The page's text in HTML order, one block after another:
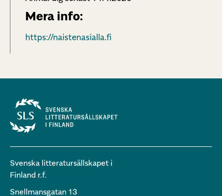
Mera info:
https://naistenasialla.fi
Svenska litteratursällskapet i
Finland r.f.
Snellmansgatan 13